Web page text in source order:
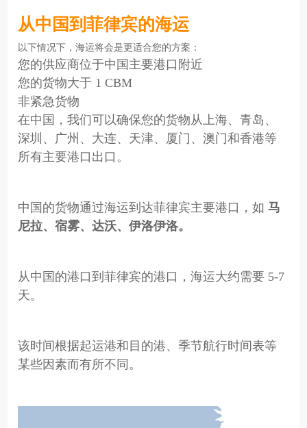
从中国到菲律宾的海运
以下情况下，海运将会是更适合您的方案：
您的供应商位于中国主要港口附近
您的货物大于 1 CBM
非紧急货物
在中国，我们可以确保您的货物从上海、青岛、
深圳、广州、大连、天津、厦门、澳门和香港等
所有主要港口出口。
中国的货物通过海运到达菲律宾主要港口，如马
尼拉、宿雾、达沃、伊洛伊洛。
从中国的港口到菲律宾的港口，海运大约需要 5-7
天。
该时间根据起运港和目的港、季节航行时间表等
某些因素而有所不同。